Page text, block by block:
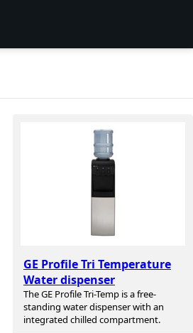
GE Profile Tri Temperature
Water dispenser
The GE Profile Tri-Temp is a free-
standing water dispenser with an
integrated chilled compartment.